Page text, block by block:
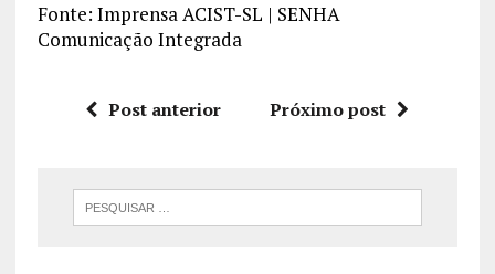
Fonte: Imprensa ACIST-SL | SENHA
Comunicação Integrada
Post anterior Próximo post